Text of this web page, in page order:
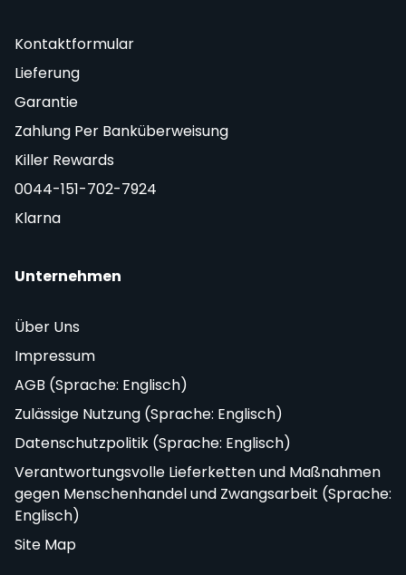
Kontaktformular
Lieferung
Garantie
Zahlung Per Banküberweisung
Killer Rewards
0044-151-702-7924
Klarna
Unternehmen
Über Uns
Impressum
AGB (Sprache: Englisch)
Zulässige Nutzung (Sprache: Englisch)
Datenschutzpolitik (Sprache: Englisch)
Verantwortungsvolle Lieferketten und Maßnahmen
gegen Menschenhandel und Zwangsarbeit (Sprache:
Englisch)
Site Map